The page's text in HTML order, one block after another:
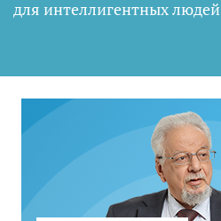
для интеллигентных людей